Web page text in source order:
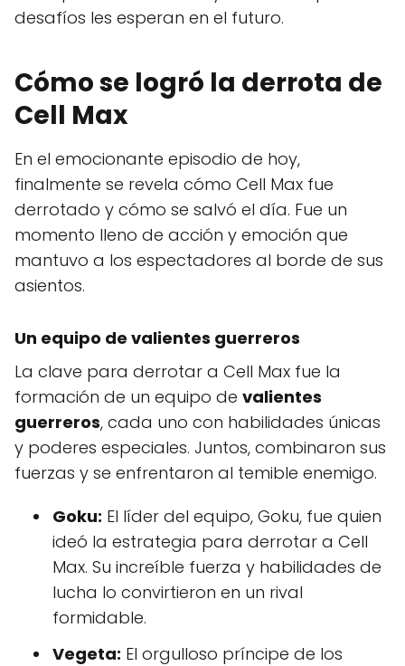
desafíos les esperan en el futuro.
Cómo se logró la derrota de
Cell Max
En el emocionante episodio de hoy,
finalmente se revela cómo Cell Max fue
derrotado y cómo se salvó el día. Fue un
momento lleno de acción y emoción que
mantuvo a los espectadores al borde de sus
asientos.
Un equipo de valientes guerreros
La clave para derrotar a Cell Max fue la
formación de un equipo de valientes
guerreros, cada uno con habilidades únicas
y poderes especiales. Juntos, combinaron sus
fuerzas y se enfrentaron al temible enemigo.
Goku: El líder del equipo, Goku, fue quien
ideó la estrategia para derrotar a Cell
Max. Su increíble fuerza y habilidades de
lucha lo convirtieron en un rival
formidable.
Vegeta: El orgulloso príncipe de los